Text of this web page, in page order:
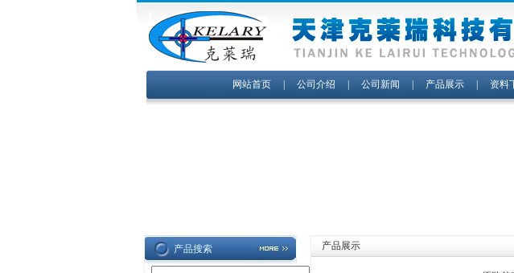
网站首页 公司介绍 公司新闻 产品展示 资料
产品搜索 产品展示